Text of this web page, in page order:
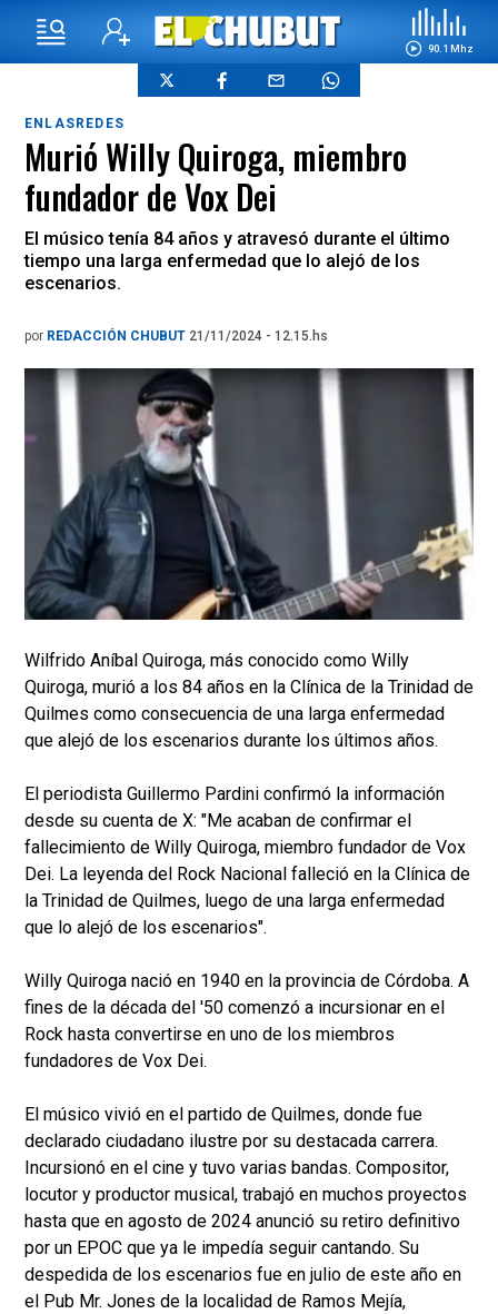
90.1 Mhz
ENLASREDES
Murió Willy Quiroga, miembro
fundador de Vox Dei
El músico tenía 84 años y atravesó durante el último
tiempo una larga enfermedad que lo alejó de los
escenarios.
por REDACCIÓN CHUBUT 21/11/2024 - 12.15.hs
Wilfrido Aníbal Quiroga, más conocido como Willy
Quiroga, murió a los 84 años en la Clínica de la Trinidad de
Quilmes como consecuencia de una larga enfermedad
que alejó de los escenarios durante los últimos años.
El periodista Guillermo Pardini confirmó la información
desde su cuenta de X: "Me acaban de confirmar el
fallecimiento de Willy Quiroga, miembro fundador de Vox
Dei. La leyenda del Rock Nacional falleció en la Clínica de
la Trinidad de Quilmes, luego de una larga enfermedad
que lo alejó de los escenarios".
Willy Quiroga nació en 1940 en la provincia de Córdoba. A
fines de la década del '50 comenzó a incursionar en el
Rock hasta convertirse en uno de los miembros
fundadores de Vox Dei.
El músico vivió en el partido de Quilmes, donde fue
declarado ciudadano ilustre por su destacada carrera.
Incursionó en el cine y tuvo varias bandas. Compositor,
locutor y productor musical, trabajó en muchos proyectos
hasta que en agosto de 2024 anunció su retiro definitivo
por un EPOC que ya le impedía seguir cantando. Su
despedida de los escenarios fue en julio de este año en
el Pub Mr. Jones de la localidad de Ramos Mejía,